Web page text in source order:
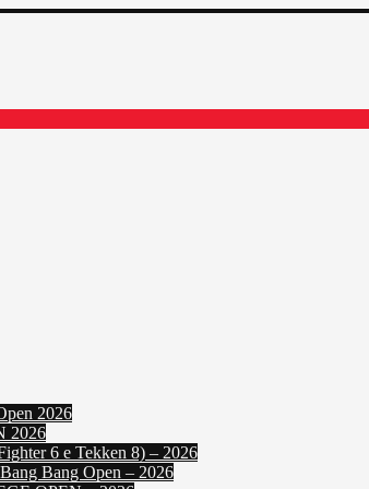
2026
2026
6 e Tekken 8) – 2026
Bang Open – 2026